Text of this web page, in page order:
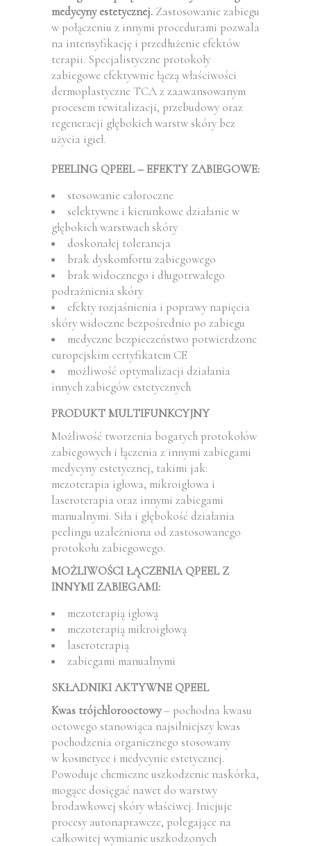
medycyny estetycznej. Zastosowanie zabiegu
w połączeniu z innymi procedurami pozwala
na intensyfikację i przedłużenie efektów
terapii. Specjalistyczne protokoły
zabiegowe efektywnie łączą właściwości
dermoplastyczne TCA z zaawansowanym
procesem rewitalizacji, przebudowy oraz
regeneracji głębokich warstw skóry bez
użycia igieł.
PEELING QPEEL – EFEKTY ZABIEGOWE:
stosowanie całoroczne
selektywne i kierunkowe działanie w
głębokich warstwach skóry
doskonałej tolerancja
brak dyskomfortu zabiegowego
brak widocznego i długotrwałego
podrażnienia skóry
efekty rozjaśnienia i poprawy napięcia
skóry widoczne bezpośrednio po zabiegu
medyczne bezpieczeństwo potwierdzone
europejskim certyfikatem CE
możliwość optymalizacji działania
innych zabiegów estetycznych
PRODUKT MULTIFUNKCYJNY
Możliwość tworzenia bogatych protokołów
zabiegowych i łączenia z innymi zabiegami
medycyny estetycznej, takimi jak:
mezoterapia igłowa, mikroigłowa i
laseroterapia oraz innymi zabiegami
manualnymi. Siła i głębokość działania
peelingu uzależniona od zastosowanego
protokołu zabiegowego.
MOŻLIWOŚCI ŁĄCZENIA QPEEL Z
INNYMI ZABIEGAMI:
mezoterapią igłową
mezoterapią mikroigłową
laseroterapią
zabiegami manualnymi
SKŁADNIKI AKTYWNE QPEEL
Kwas trójchlorooctowy– pochodna kwasu
octowego stanowiąca najsilniejszy kwas
pochodzenia organicznego stosowany
w kosmetyce i medycynie estetycznej.
Powoduje chemiczne uszkodzenie naskórka,
mogące dosięgać nawet do warstwy
brodawkowej skóry właściwej. Inicjuje
procesy autonaprawcze, polegające na
całkowitej wymianie uszkodzonych